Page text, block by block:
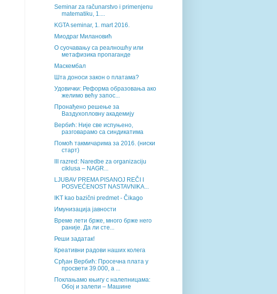
Seminar za računarstvo i primenjenu
matematiku, 1....
KGTA seminar, 1. mart 2016.
Миодраг Милановић
О суочавању са реалношћу или
метафизика пропаганде
Маскембал
Шта доноси закон о платама?
Удовички: Реформа образовања ако
желимо већу запос...
Пронађено решење за
Ваздухопловну академију
Вербић: Није све испуњено,
разговарамо са синдикатима
Помоћ такмичарима за 2016. (ниски
старт)
III razred: Naredbe za organizaciju
ciklusa – NAGR...
LJUBAV PREMA PISANOJ REČI I
POSVEĆENOST NASTAVNIKA...
IKT kao bazični predmet - Čikago
Имунизација јавности
Време лети брже, много брже него
раније. Да ли сте...
Реши задатак!
Креативни радови наших колега
Срђан Вербић: Просечна плата у
просвети 39.000, а ...
Поклањамо књигу с налепницама:
Обој и залепи – Машине